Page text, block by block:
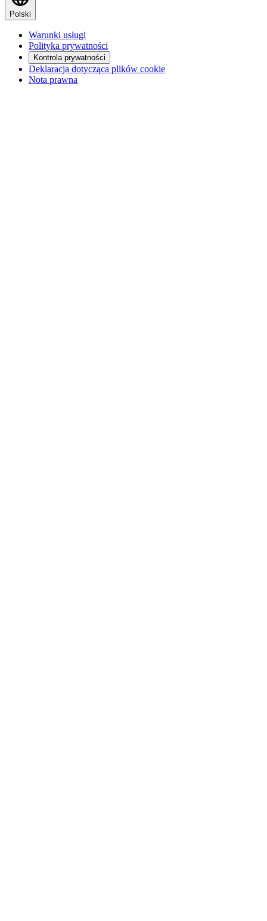
Polski
Warunki usługi
Polityka prywatności
Kontrola prywatności
Deklaracja dotycząca plików cookie
Nota prawna